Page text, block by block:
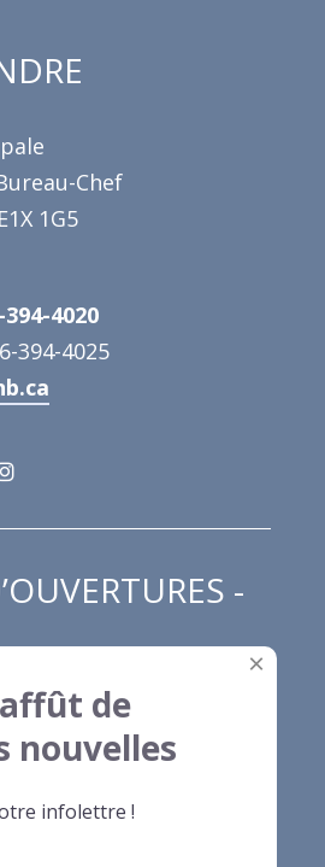
Chef
1G5
394-4020
394-4025
-
à 12h00 et de 13h00
: fermé
×
de
nouvelles
infolettre !